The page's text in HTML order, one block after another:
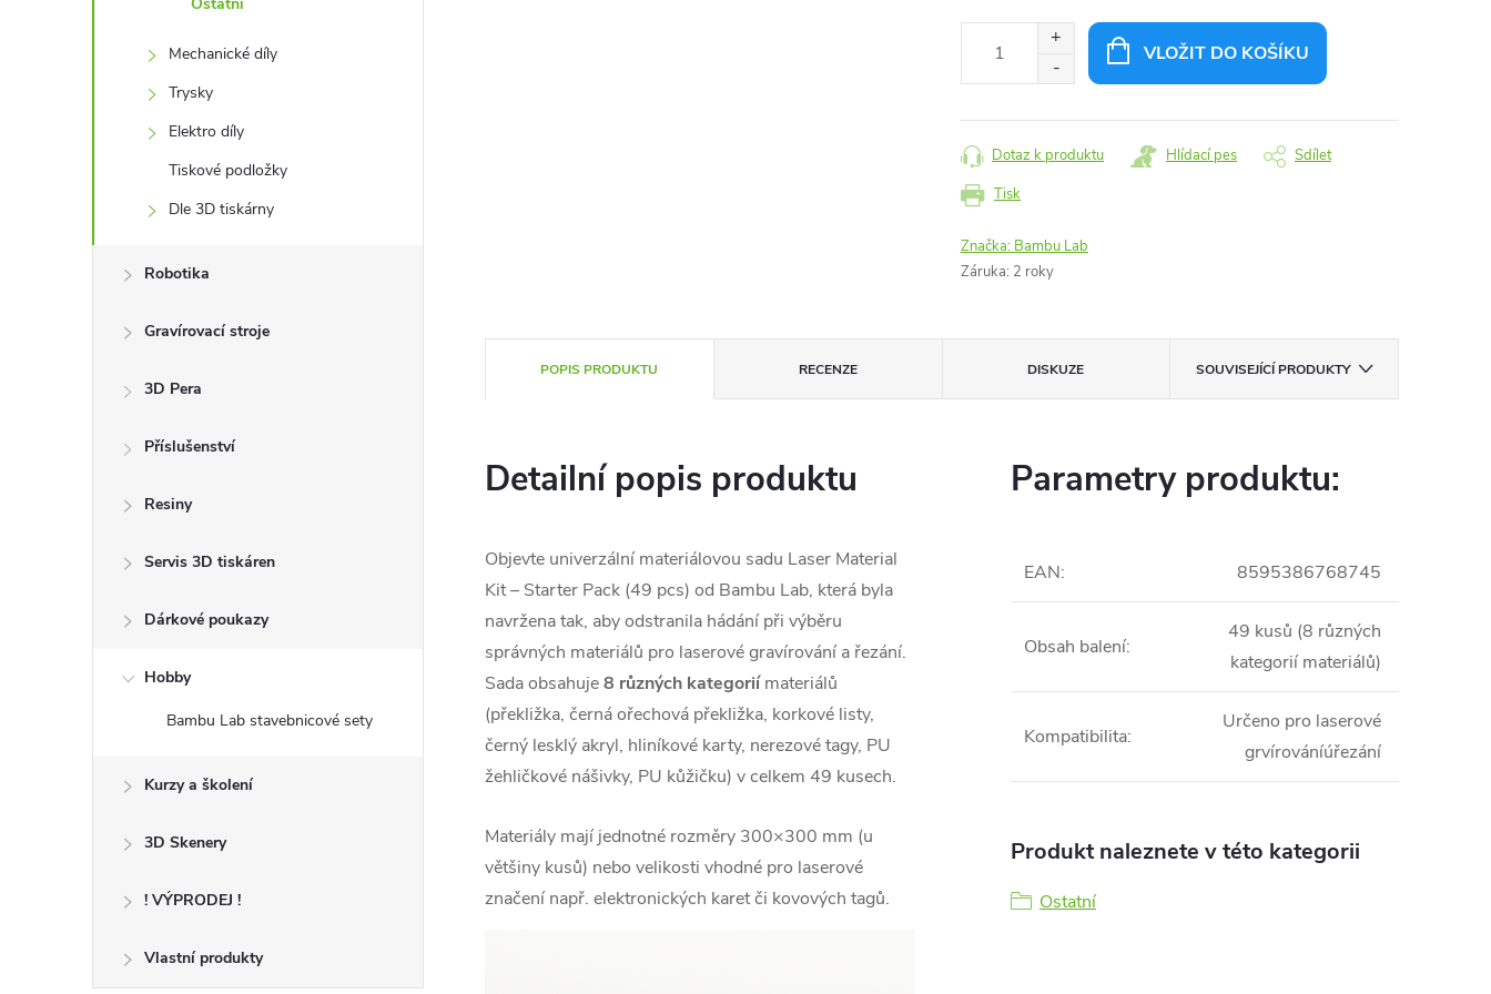
Mechanické díly
Trysky
Elektro díly
Tiskové podložky
Dle 3D tiskárny
Robotika
Gravírovací stroje
3D Pera
Příslušenství
Resiny
Servis 3D tiskáren
Dárkové poukazy
Hobby
Bambu Lab stavebnicové sety
Kurzy a školení
3D Skenery
! VÝPRODEJ !
Vlastní produkty
VLOŽIT DO KOŠÍKU
Tisk
Dotaz k produktu Hlídací pes Sdílet
Značka: Bambu Lab
Záruka: 2 roky
POPIS PRODUKTU RECENZE DISKUZE SOUVISEJÍCÍ PRODUKTY
Detailní popis produktu
Objevte univerzální materiálovou sadu Laser Material
Kit – Starter Pack (49 pcs) od Bambu Lab, která byla
navržena tak, aby odstranila hádání při výběru
správných materiálů pro laserové gravírování a řezání.
Sada obsahuje8 různých kategoriímateriálů
(překližka, černá ořechová překližka, korkové listy,
černý lesklý akryl, hliníkové karty, nerezové tagy, PU
žehličkové nášivky, PU kůžičku) v celkem 49 kusech.
Materiály mají jednotné rozměry 300×300 mm (u
většiny kusů) nebo velikosti vhodné pro laserové
značení např. elektronických karet či kovových tagů.
Parametry produktu:
EAN: 8595386768745
Obsah balení:
49 kusů (8 různých
kategorií materiálů)
Kompatibilita:
Určeno pro laserové
grvírováníúřezání
Produkt naleznete v této kategorii
Ostatní